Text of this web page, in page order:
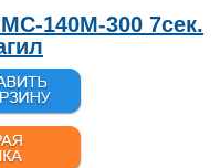
140М-300 7сек.